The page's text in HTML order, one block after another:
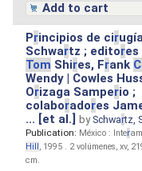
Add to cart
Principios de cir
Schwartz ; editores
Tom Shires, Frank
Wendy | Cowles
Orizaga Samperio ;
colaboradores
... [et al.]by Schwartz,
Publication: México : Inter
Hill, 1995 . 2 volúmenes, xv,
cm.